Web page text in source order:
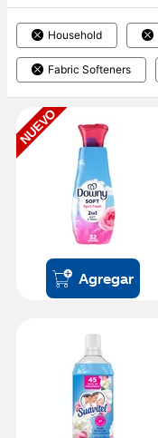
Household
Fabric Softeners
NUEVO
Agregar